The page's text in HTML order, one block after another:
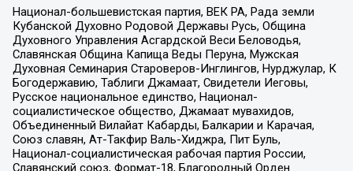
Национал-большевистская партия, ВЕК РА, Рада земли
Кубанской Духовно Родовой Державы Русь, Община
Духовного Управления Асгардской Веси Беловодья,
Славянская Община Капища Веды Перуна, Мужская
Духовная Семинария Староверов-Инглингов, Нурджулар, К
Богодержавию, Таблиги Джамаат, Свидетели Иеговы,
Русское национальное единство, Национал-
социалистическое общество, Джамаат мувахидов,
Объединенный Вилайат Кабарды, Балкарии и Карачая,
Союз славян, Ат-Такфир Валь-Хиджра, Пит Буль,
Национал-социалистическая рабочая партия России,
Славянский союз, Формат-18, Благородный Орден